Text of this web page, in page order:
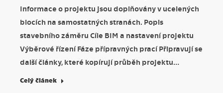
Informace o projektu jsou doplňovány v ucelených
blocích na samostatných stranách. Popis
stavebního záměru Cíle BIM a nastavení projektu
Výběrové řízení Fáze přípravných prací Připravují se
další články, které kopírují průběh projektu…
Celý článek